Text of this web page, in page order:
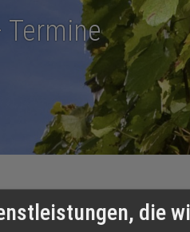
Termine
die